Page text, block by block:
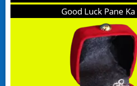
Good Luck Pane